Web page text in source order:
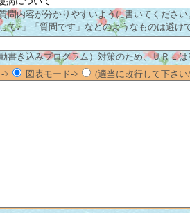
問内容が分かりやすいように書いてください
して♪」「質問です」などのようなものは避け
書き込みプログラム）対策のため、ＵＲＬ
>
図表モード-> (適当に改行して下さ